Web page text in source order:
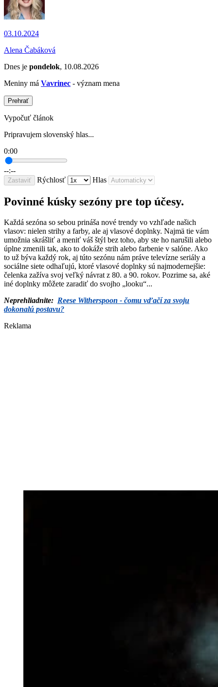
03.10.2024
Alena Čabáková
Dnes je pondelok, 10.08.2026
Meniny má Vavrinec - význam mena
Prehrať
Vypočuť článok
Pripravujem slovenský hlas...
0:00
--:--
Zastaviť Rýchlosť Hlas
Povinné kúsky sezóny pre top účesy.
Každá sezóna so sebou prináša nové trendy vo vzhľade našich
vlasov: nielen strihy a farby, ale aj vlasové doplnky. Najmä tie vám
umožnia skrášliť a meniť váš štýl bez toho, aby ste ho narušili alebo
úplne zmenili tak, ako to dokáže strih alebo farbenie v salóne. Ako
to už býva každý rok, aj túto sezónu nám práve televízne seriály a
sociálne siete odhaľujú, ktoré vlasové doplnky sú najmodernejšie:
čelenka zažíva svoj veľký návrat z 80. a 90. rokov. Pozrime sa, aké
iné doplnky môžete zaradiť do svojho „looku“...
Neprehliadnite: Reese Witherspoon - čomu vďačí za svoju
dokonalú postavu?
Reklama